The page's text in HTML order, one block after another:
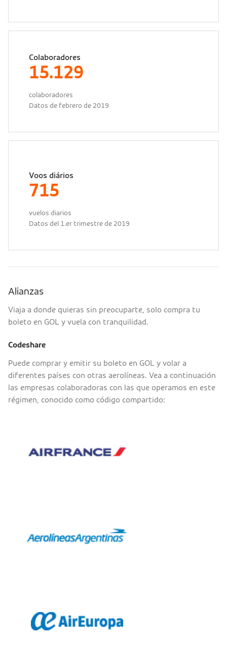
Colaboradores
15.129
colaboradores
Datos de febrero de 2019
Voos diários
715
vuelos diarios
Datos del 1.er trimestre de 2019
Alianzas
Viaja a donde quieras sin preocuparte, solo compra tu
boleto en GOL y vuela con tranquilidad.
Codeshare
Puede comprar y emitir su boleto en GOL y volar a
diferentes países con otras aerolíneas. Vea a continuación
las empresas colaboradoras con las que operamos en este
régimen, conocido como código compartido: